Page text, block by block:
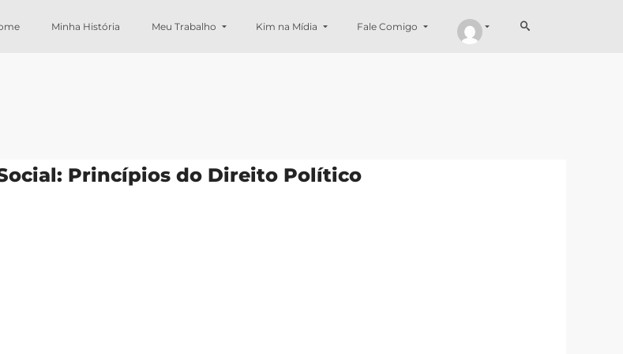
Minha História Meu Trabalho Kim na Mídia Fale Comigo
Princípios do Direito Político